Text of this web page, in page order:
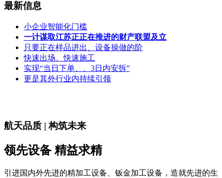
最新信息
小企业智能化门槛
一计谋取江苏正正在推进的财产联盟及立
只要正在样品进出、设备操做的阶
快速出场、快速施工
实现“当日下单、、3日内安拆”
更是其外行业内持续引领
航天品质 | 构筑未来
领先设备 精益求精
引进国内外先进的精加工设备、钣金加工设备，造就先进的生